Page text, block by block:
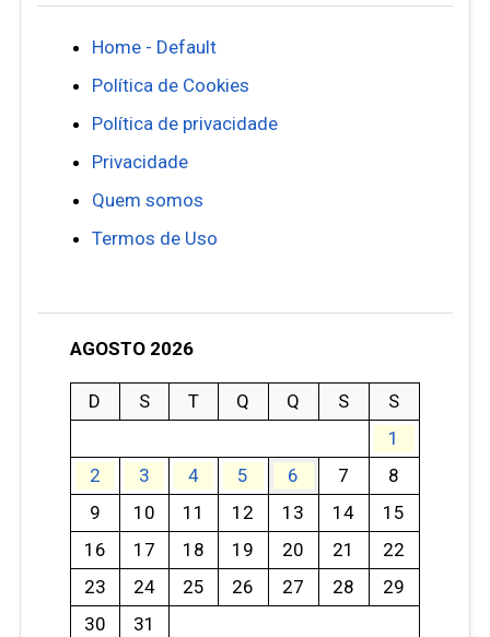
Home - Default
Política de Cookies
Política de privacidade
Privacidade
Quem somos
Termos de Uso
AGOSTO 2026
D S T Q Q S
S
1
2
3 4 5 6 7
8
9
10 11 12 13 14
15
16
17 18 19 20 21
22
23
24 25 26 27 28
29
30
31